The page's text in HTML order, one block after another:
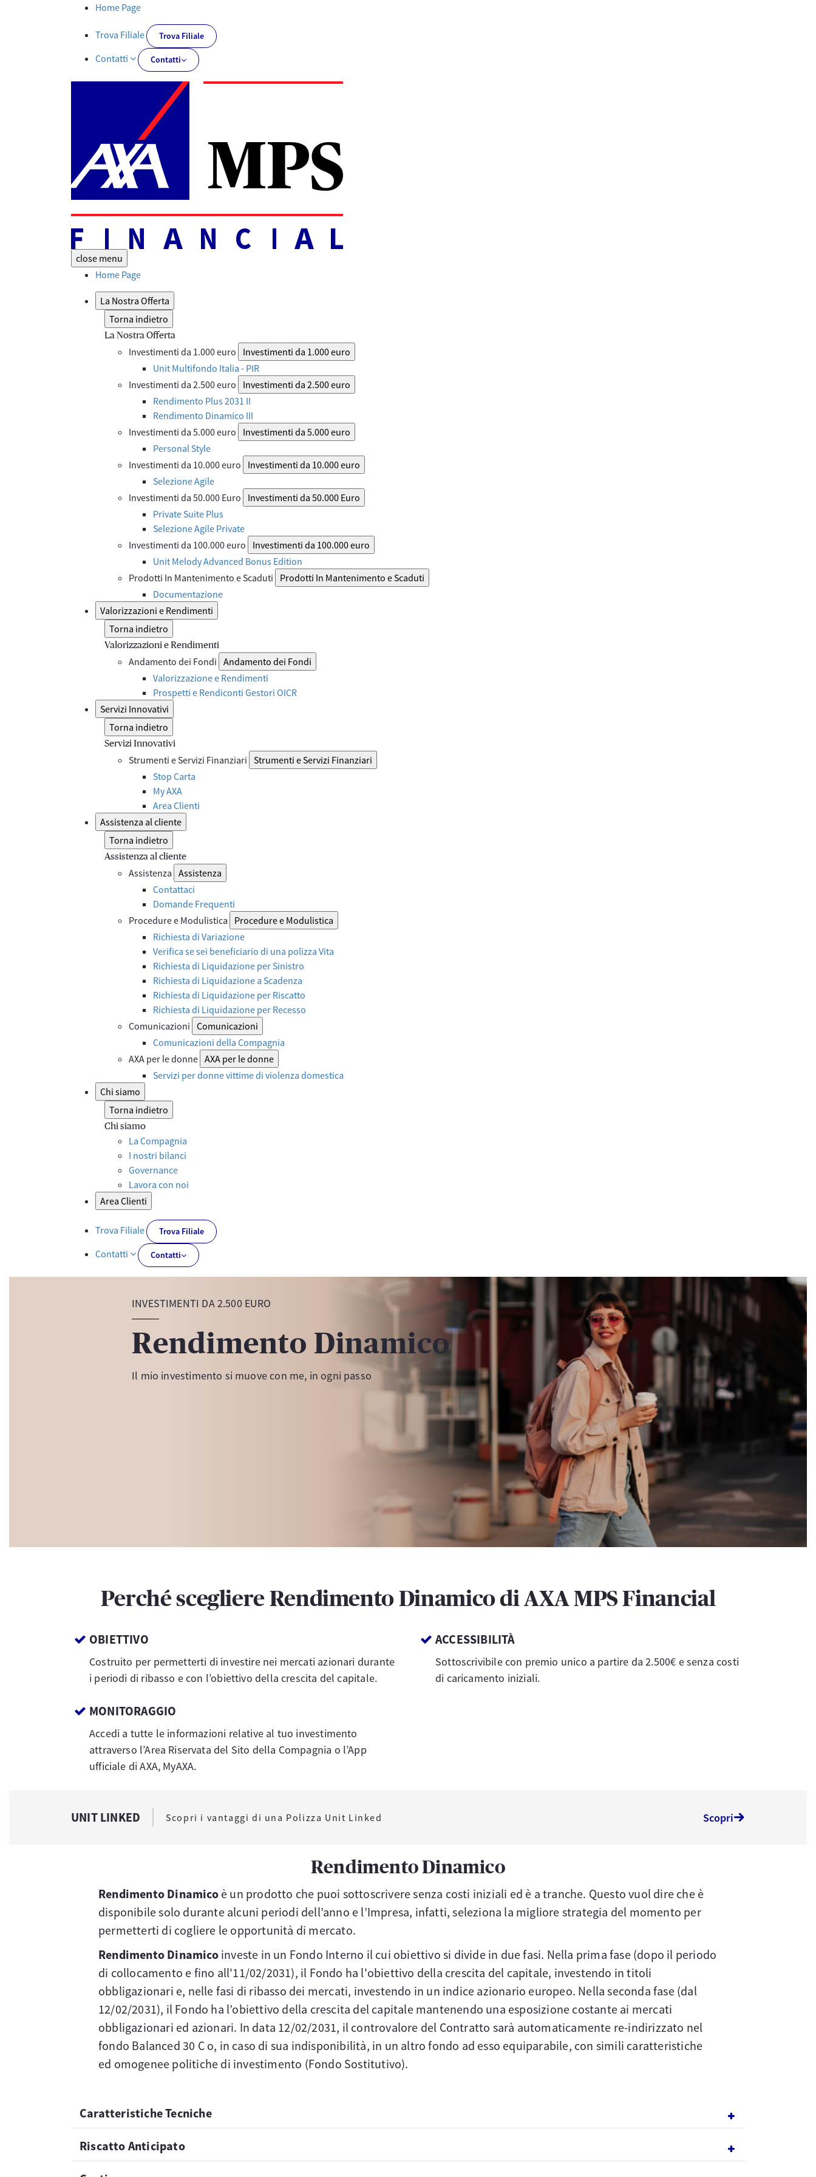
Rendimento Dinamico - AXA-MPSFINANCIAL.IT
Home Page
Trova Filiale Trova Filiale
Contatti Contatti
close menu
Home Page
La Nostra Offerta
Torna indietro
La Nostra Offerta
Investimenti da 1.000 euro
Investimenti da 1.000 euro
Unit Multifondo Italia - PIR
Investimenti da 2.500 euro
Investimenti da 2.500 euro
Rendimento Plus 2031 II
Rendimento Dinamico III
Investimenti da 5.000 euro
Investimenti da 5.000 euro
Personal Style
Investimenti da 10.000 euro
Investimenti da 10.000 euro
Selezione Agile
Investimenti da 50.000 Euro
Investimenti da 50.000 Euro
Private Suite Plus
Selezione Agile Private
Investimenti da 100.000 euro
Investimenti da 100.000 euro
Unit Melody Advanced Bonus Edition
Prodotti In Mantenimento e Scaduti
Prodotti In Mantenimento e Scaduti
Documentazione
Valorizzazioni e Rendimenti
Torna indietro
Valorizzazioni e Rendimenti
Andamento dei Fondi Andamento dei Fondi
Valorizzazione e Rendimenti
Prospetti e Rendiconti Gestori OICR
Servizi Innovativi
Torna indietro
Servizi Innovativi
Strumenti e Servizi Finanziari Strumenti e Servizi Finanziari
Stop Carta
My AXA
Area Clienti
Assistenza al cliente
Torna indietro
Assistenza al cliente
Assistenza Assistenza
Contattaci
Domande Frequenti
Procedure e Modulistica
Procedure e Modulistica
Richiesta di Variazione
Verifica se sei beneficiario di una polizza Vita
Richiesta di Liquidazione per Sinistro
Richiesta di Liquidazione a Scadenza
Richiesta di Liquidazione per Riscatto
Richiesta di Liquidazione per Recesso
Comunicazioni Comunicazioni
Comunicazioni della Compagnia
AXA per le donne AXA per le donne
Servizi per donne vittime di violenza domestica
Chi siamo
Torna indietro
Chi siamo
La Compagnia
I nostri bilanci
Governance
Lavora con noi
Area Clienti
Trova Filiale Trova Filiale
Contatti Contatti
INVESTIMENTI DA 2.500 EURO
Rendimento Dinamico
Il mio investimento si muove con me, in ogni passo
Perché scegliere Rendimento Dinamico di AXA MPS Financial
OBIETTIVO
Costruito per permetterti di investire nei mercati azionari durante
i periodi di ribasso e con l’obiettivo della crescita del capitale.
ACCESSIBILITÀ
Sottoscrivibile con premio unico a partire da 2.500€ e senza costi
di caricamento iniziali.
MONITORAGGIO
Accedi a tutte le informazioni relative al tuo investimento
attraverso l’Area Riservata del Sito della Compagnia o l’App
ufficiale di AXA, MyAXA.
UNIT LINKED Scopri i vantaggi di una Polizza Unit Linked Scopri
Rendimento Dinamico
Rendimento Dinamicoè un prodotto che puoi sottoscrivere senza costi iniziali ed è a tranche. Questo vuol dire che è
disponibile solo durante alcuni periodi dell’anno e l’Impresa, infatti, seleziona la migliore strategia del momento per
permetterti di cogliere le opportunità di mercato.
Rendimento Dinamicoinveste in un Fondo Interno il cui obiettivo si divide in due fasi. Nella prima fase (dopo il periodo
di collocamento e fino all'11/02/2031), il Fondo ha l'obiettivo della crescita del capitale, investendo in titoli
obbligazionari e, nelle fasi di ribasso dei mercati, investendo in un indice azionario europeo. Nella seconda fase (dal
12/02/2031), il Fondo ha l’obiettivo della crescita del capitale mantenendo una esposizione costante ai mercati
obbligazionari ed azionari. In data 12/02/2031, il controvalore del Contratto sarà automaticamente re-indirizzato nel
fondo Balanced 30 C o, in caso di sua indisponibilità, in un altro fondo ad esso equiparabile, con simili caratteristiche
ed omogenee politiche di investimento (Fondo Sostitutivo).
Caratteristiche Tecniche
Riscatto Anticipato